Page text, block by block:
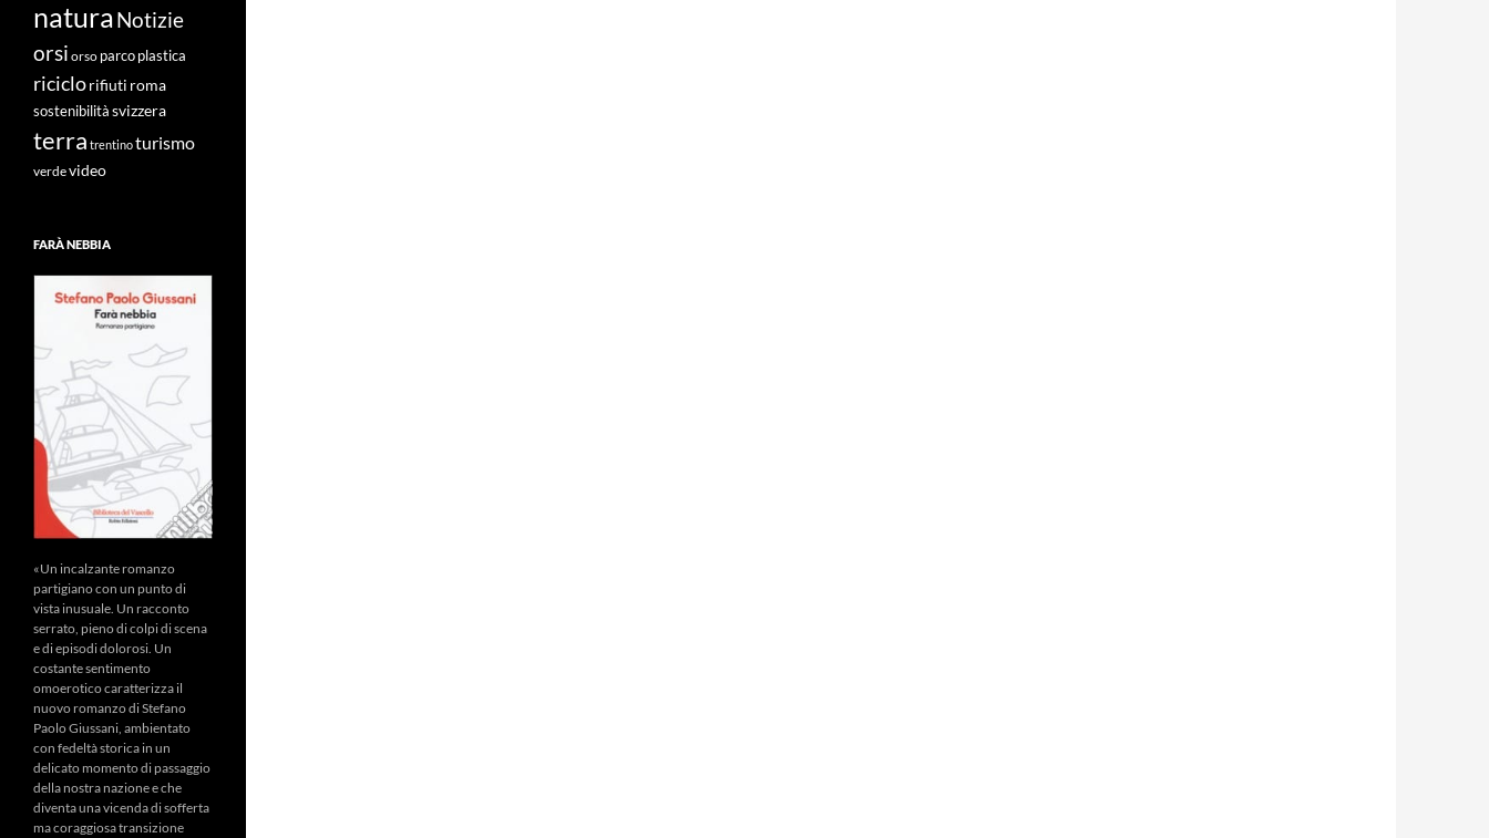
naturaNotizie
orsi orso parco plastica
riciclorifiuti roma
sostenibilità svizzera
terra trentinoturismo
verdevideo
FARÀ NEBBIA
«Un incalzante romanzo
partigiano con un punto di
vista inusuale. Un racconto
serrato, pieno di colpi di scena
e di episodi dolorosi. Un
costante sentimento
omoerotico caratterizza il
nuovo romanzo di Stefano
Paolo Giussani, ambientato
con fedeltà storica in un
delicato momento di passaggio
della nostra nazione e che
diventa una vicenda di sofferta
ma coraggiosa transizione